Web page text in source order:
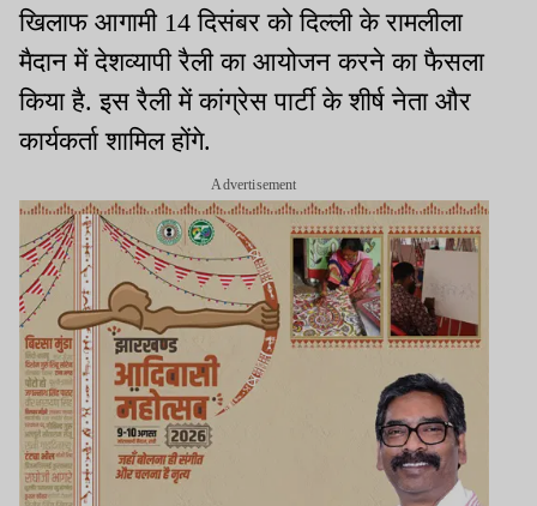
खिलाफ आगामी 14 दिसंबर को दिल्ली के रामलीला
मैदान में देशव्यापी रैली का आयोजन करने का फैसला
किया है. इस रैली में कांग्रेस पार्टी के शीर्ष नेता और
कार्यकर्ता शामिल होंगे.
Advertisement